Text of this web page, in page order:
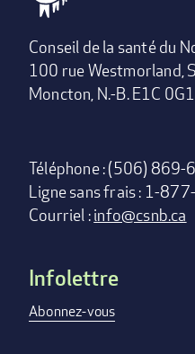
Conseil de la santé du
100 rue Westmorland,
Moncton, N.-B. E1C 0G1
Téléphone : (506) 869-
Ligne sans frais : 1-
Courriel :info@csnb.ca
Footer
menu
Infolettre
Abonnez-vous